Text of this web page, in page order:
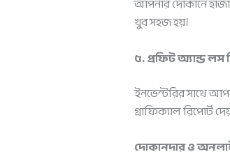
আপনার দোকানে
খুব সহজ হয়।
৫. প্রফিট অ্যান্ড লস
ইনভেন্টরির সাথে
গ্রাফিক্যাল রিপোর্ট
দোকানদার ও